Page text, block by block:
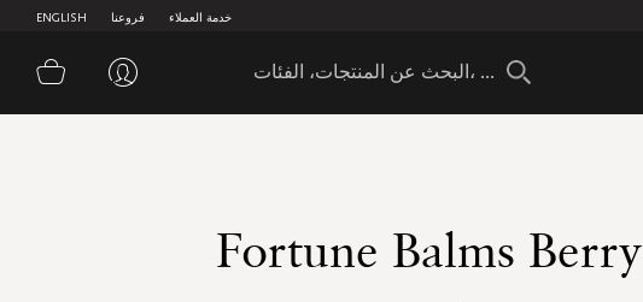
ENGLISH فروعنا خدمة العملاء
سلة
Fortune Balms Berry